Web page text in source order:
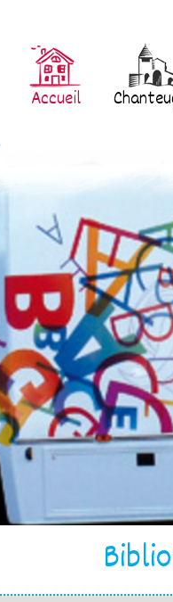
Accueil